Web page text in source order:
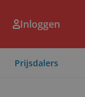
Inloggen
Prijsdalers